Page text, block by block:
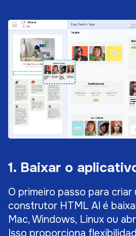
1. Baixar o
O primeiro passo para criar
construtor HTML AI é
Mac, Windows, Linux ou
Isso proporciona